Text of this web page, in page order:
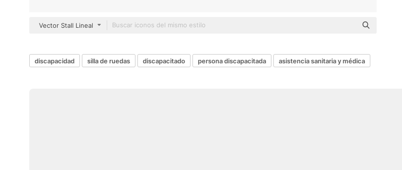
Vector Stall Lineal
discapacidad silla de ruedas discapacitado persona discapacitada asistencia sanitaria y médica